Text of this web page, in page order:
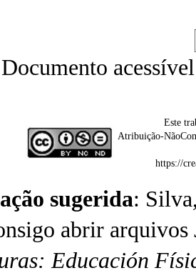
Documento
Este
Atribuição-
https://
sugerida:
abrir arquivos
Educación